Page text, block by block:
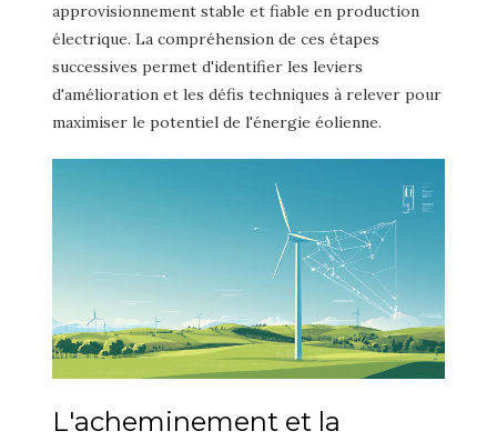
approvisionnement stable et fiable en production
électrique. La compréhension de ces étapes
successives permet d'identifier les leviers
d'amélioration et les défis techniques à relever pour
maximiser le potentiel de l'énergie éolienne.
L'acheminement et la